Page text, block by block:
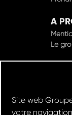
Le
Design &
Site web
votre